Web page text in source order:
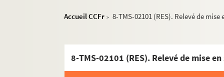
Accueil CCFr > 8-TMS-02101 (RES). Relevé de mise
8-TMS-02101 (RES). Relevé de mise en
Yves Mirande. Un réveillon : pièce en 1 acte.
Henrik Ibsen. Les revenants : drame en 3